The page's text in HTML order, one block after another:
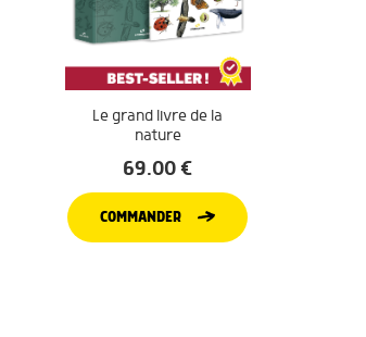
Le grand livre de la
nature
69.00€
COMMANDER